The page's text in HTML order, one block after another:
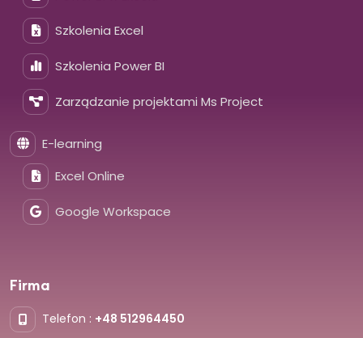
Szkolenia Excel
Szkolenia Power BI
Zarządzanie projektami Ms Project
E-learning
Excel Online
Google Workspace
Firma
Telefon : +48 512964450